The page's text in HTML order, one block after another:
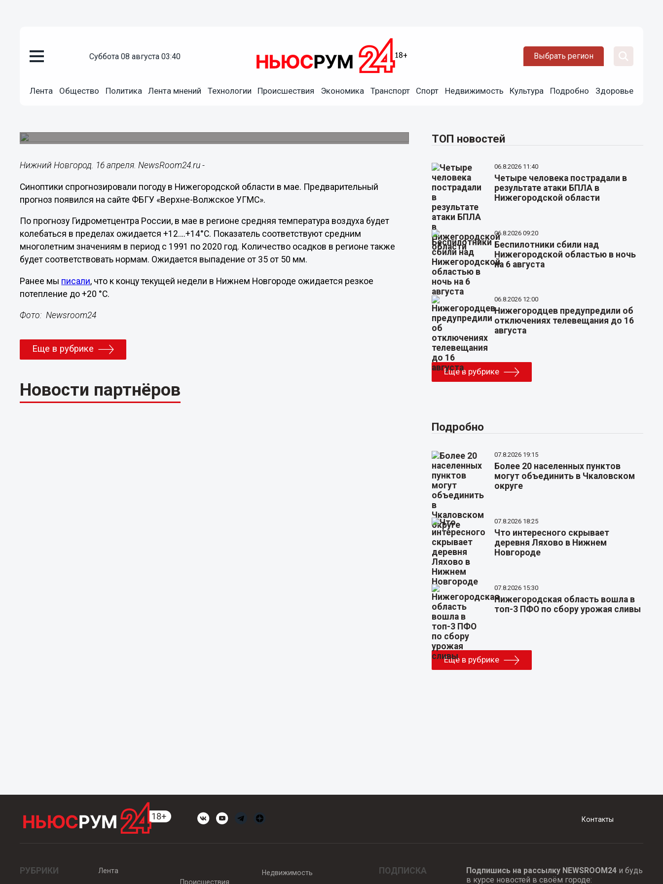
суббота 08 августа 03:40 Выбрать регион
Лента Общество Политика Лента мнений Технологии Происшествия Экономика Транспорт Спорт Недвижимость Культура Подробно Здоровье
Гидрометцентр опубликовал прогноз погоды на май в
Нижний Новгород. 16 апреля. NewsRoom24.ru -
Синоптики спрогнозировали погоду в Нижегородской области в мае. Предварительный
прогноз появился на сайте ФБГУ «Верхне-Волжское УГМС».
По прогнозу Гидрометцентра России, в мае в регионе средняя температура воздуха будет
колебаться в пределах ожидается +12….+14°С. Показатель соответствуют средним
многолетним значениям в период с 1991 по 2020 год. Количество осадков в регионе также
будет соответствовать нормам. Ожидается выпадение от 35 от 50 мм.
Ранее мы писали, что к концу текущей недели в Нижнем Новгороде ожидается резкое
потепление до +20 °С.
Фото: Newsroom24
Еще в рубрике
Новости партнёров
ТОП новостей
06.8.2026 11:40
Четыре человека пострадали в
результате атаки БПЛА в
Нижегородской области
06.8.2026 09:20
Беспилотники сбили над
Нижегородской областью в ночь
на 6 августа
06.8.2026 12:00
Нижегородцев предупредили об
отключениях телевещания до 16
августа
Еще в рубрике
Подробно
07.8.2026 19:15
Более 20 населенных пунктов
могут объединить в Чкаловском
округе
07.8.2026 18:25
Что интересного скрывает
деревня Ляхово в Нижнем
Новгороде
07.8.2026 15:30
Нижегородская область вошла в
топ-3 ПФО по сбору урожая сливы
Еще в рубрике
Контакты
РУБРИКИ
Лента
Происшествия
Недвижимость ПОДПИСКА Подпишись на рассылку NEWSROOM24и будь
в курсе новостей в своём городе: